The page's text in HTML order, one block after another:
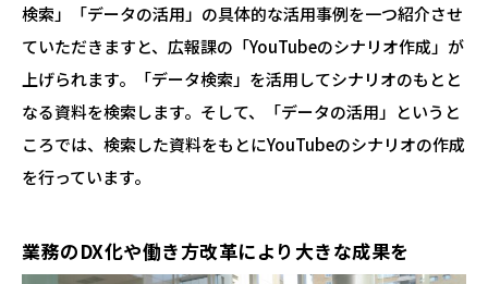
検索」「データの活用」の具体的な活用事例を一つ紹介させ
ていただきますと、広報課の「YouTubeのシナリオ作成」が
上げられます。「データ検索」を活用してシナリオのもとと
なる資料を検索します。そして、「データの活用」というと
ころでは、検索した資料をもとにYouTubeのシナリオの作成
を行っています。
業務のDX化や働き方改革により大きな成果を